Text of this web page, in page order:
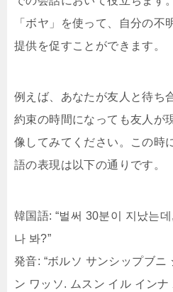
「ボヤ」を使って、自分の不
提供を促すことができます。
例えば、あなたが友人と待ち
約束の時間になっても友人が
像してみてください。この時
語の表現は以下の通りです。
韓国語: “벌써 30분이 지났는
나 봐?”
発音: “ボルソ サンシップブニ
ン ワッソ. ムスン イル インナ